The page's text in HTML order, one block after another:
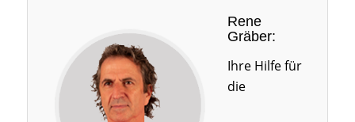
Rene
Gräber:
Ihre Hilfe für
die